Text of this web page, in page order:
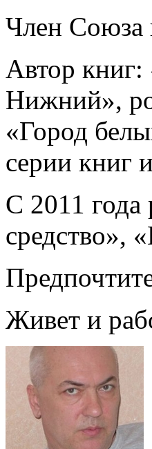
Член Союза
Автор
Нижний»,
«Город
серии книг
С 2011 года
средство»,
Живет и